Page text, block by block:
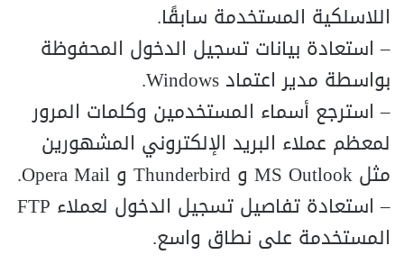
اللاسلكية المستخدمة سابقًا.
– استعادة بيانات تسجيل الدخول المحفوظة
بواسطة مدير اعتماد Windows.
– استرجع أسماء المستخدمين وكلمات المرور
لمعظم عملاء البريد الإلكتروني المشهورين
مثل MS Outlook و Thunderbird و Opera Mail.
– استعادة تفاصيل تسجيل الدخول لعملاء FTP
المستخدمة على نطاق واسع.